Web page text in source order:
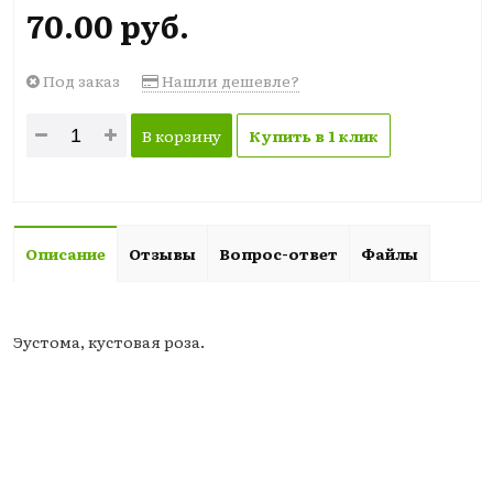
70.00 руб.
Под заказ Нашли дешевле?
В корзину Купить в 1 клик
Описание Отзывы Вопрос-ответ Файлы
Эустома, кустовая роза.